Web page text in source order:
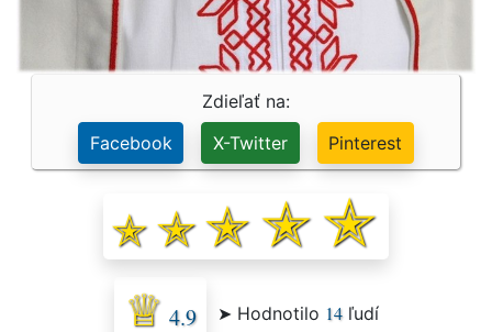
Zdieľať na:
Facebook
X-Twitter Pinterest
4.9 ➤ Hodnotilo 14ľudí